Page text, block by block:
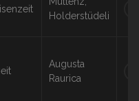
Holderstüdeli
Augusta
Raurica